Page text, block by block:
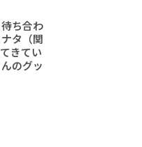
ち合わ
タ（関
きてい
のグッ